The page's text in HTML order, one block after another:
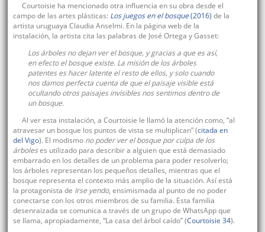
Courtoisie ha mencionado otra influencia en su obra desde el
campo de las artes plásticas: Los juegos en el bosque(2016) de la
artista uruguaya Claudia Anselmi. En la página web de la
instalación, la artista cita las palabras de José Ortega y Gasset:
Los árboles no dejan ver el bosque, y gracias a que es así,
en efecto el bosque existe. La misión de los árboles
patentes es hacer latente el resto de ellos, y solo cuando
nos damos perfecta cuenta de que el paisaje visible está
ocultando otros paisajes invisibles nos sentimos dentro de
un bosque.
Al ver esta instalación, a Courtoisie le llamó la atención como, “al
atravesar un bosque los puntos de vista se multiplican” (citada en
del Vigo). El modismo no poder ver el bosque por culpa de los
árboleses utilizado para describir a alguien que está demasiado
embarrado en los detalles de un problema para poder resolverlo;
los árboles representan los pequeños detalles, mientras que el
bosque representa el contexto más amplio de la situación. Así está
la protagonista de Irse yendo, ensimismada al punto de no poder
conectarse con los otros miembros de su familia. Esta familia
desenraizada se comunica a través de un grupo de WhatsApp que
se llama, apropiadamente, “La casa del árbol caído” (Courtoisie 34).